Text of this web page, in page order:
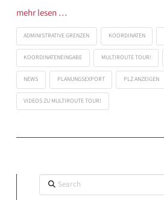
mehr lesen …
ADMINISTRATIVE GRENZEN KOORDINATEN
KOORDINATENEINGABE MULTIROUTE TOUR!
NEWS PLANUNGSEXPORT PLZ ANZEIGEN
VIDEOS ZU MULTIROUTE TOUR!
Search